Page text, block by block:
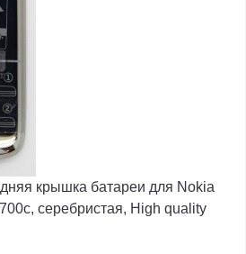
крышка батареи для Nokia
серебристая, High quality